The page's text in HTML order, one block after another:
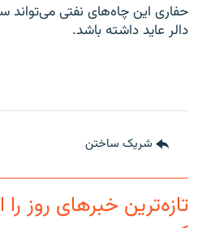
دالر عاید داشته باشد.
شریک ساختن
تازه‌ترین خبرهای روز را